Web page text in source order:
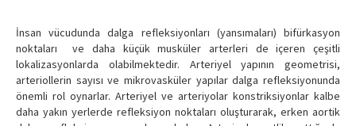
İnsan vücudunda dalga refleksiyonları (yansımaları) bifürkasyon
noktaları ve daha küçük musküler arterleri de içeren çeşitli
lokalizasyonlarda olabilmektedir. Arteriyel yapının geometrisi,
arteriollerin sayısı ve mikrovasküler yapılar dalga refleksiyonunda
önemli rol oynarlar. Arteriyel ve arteriyolar konstriksiyonlar kalbe
daha yakın yerlerde refleksiyon noktaları oluşturarak, erken aortik